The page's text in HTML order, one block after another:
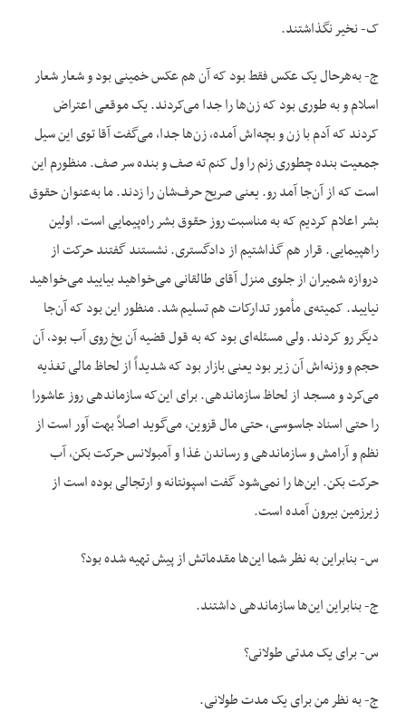
ک- نخیر نگذاشتند.
ج- به‌هرحال یک عکس فقط بود که آن هم عکس خمینی بود و شعار شعار
اسلام و به طوری بود که زن‌ها را جدا می‌کردند. یک موقعی اعتراض
کردند که آدم با زن و بچه‌اش آمده، زن‌ها جدا، می‌گفت آقا توی این سیل
جمعیت بنده چطوری زنم را ول کنم ته صف و بنده سر صف. منظورم این
است که از آن‌جا آمد رو. یعنی صریح حرف‌شان را زدند. ما به‌عنوان حقوق
بشر اعلام کردیم که به مناسبت روز حقوق بشر راه‌پیمایی است. اولین
راهپیمایی. قرار هم گذاشتیم از دادگستری. نشستند گفتند حرکت از
دروازه شمیران از جلوی منزل آقای طالقانی می‌خواهید بیایید می‌خواهید
نیایید. کمیته‌ی مأمور تدارکات هم تسلیم شد. منظور این بود که آن‌جا
دیگر رو کردند. ولی مسئله‌ای بود که به قول قضیه آن یخ روی آب بود، آن
حجم و وزنه‌اش آن زیر بود یعنی بازار بود که شدیداً از لحاظ مالی تغذیه
می‌کرد و مسجد از لحاظ سازماندهی. برای این‌که سازماندهی روز عاشورا
را حتی اسناد جاسوسی، حتی مال قزوین، می‌گوید اصلاً بهت آور است از
نظم و آرامش و سازماندهی و رساندن غذا و آمبولانس حرکت بکن، آب
حرکت بکن. این‌ها را نمی‌شود گفت اسپونتانه و ارتجالی بوده است از
زیرزمین بیرون آمده است.
س- بنابراین به نظر شما این‌ها مقدماتش از پیش تهیه شده بود؟
ج- بنابراین این‌ها سازماندهی داشتند.
س- برای یک مدتی طولانی؟
ج- به نظر من برای یک مدت طولانی.